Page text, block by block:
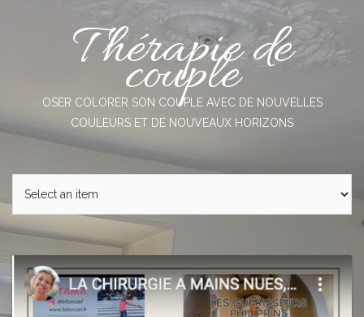
Thérapie de
couple
OSER COLORER SON COUPLE AVEC DE NOUVELLES
COULEURS ET DE NOUVEAUX HORIZONS